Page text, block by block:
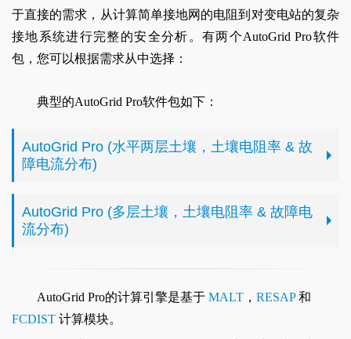
于直接的需求，从计算简单接地网的电阻到对变电站的复杂
接地系统进行完整的安全分析。有两个AutoGrid Pro软件
包，您可以根据需求从中选择：
典型的AutoGrid Pro软件包如下：
AutoGrid Pro (水平两层土壤，土壤电阻率 & 故
障电流分布)
AutoGrid Pro (多层土壤，土壤电阻率 & 故障电
流分布)
AutoGrid Pro的计算引擎是基于 MALT ， RESAP和
FCDIST 计算模块。